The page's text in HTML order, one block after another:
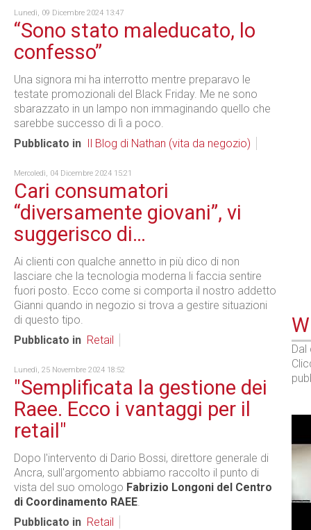
Lunedì, 09 Dicembre 2024 13:47
“Sono stato maleducato, lo
confesso”
Una signora mi ha interrotto mentre preparavo le
testate promozionali del Black Friday. Me ne sono
sbarazzato in un lampo non immaginando quello che
sarebbe successo di lì a poco.
Pubblicato in
Il Blog di Nathan (vita da negozio)
Mercoledì, 04 Dicembre 2024 15:21
Cari consumatori
“diversamente giovani”, vi
suggerisco di…
Ai clienti con qualche annetto in più dico di non
lasciare che la tecnologia moderna li faccia sentire
fuori posto. Ecco come si comporta il nostro addetto
Gianni quando in negozio si trova a gestire situazioni
di questo tipo.
Pubblicato in Retail
Lunedì, 25 Novembre 2024 18:52
"Semplificata la gestione dei
Raee. Ecco i vantaggi per il
retail"
Dopo l'intervento di Dario Bossi, direttore generale di
Ancra, sull'argomento abbiamo raccolto il punto di
vista del suo omologo Fabrizio Longoni del Centro
di Coordinamento RAEE.
Pubblicato in Retail